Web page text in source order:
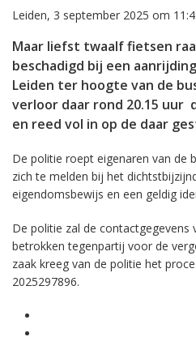
Leiden, 3 september 2025 om
Maar liefst twaalf fietsen
beschadigd bij een
Leiden ter hoogte van de
verloor daar rond 20.15 uur
en reed vol in op de daar
De politie roept eigenaren van de
zich te melden bij het
eigendomsbewijs en een geldig
De politie zal de contactgegevens
betrokken tegenpartij voor de
zaak kreeg van de politie het
2025297896.